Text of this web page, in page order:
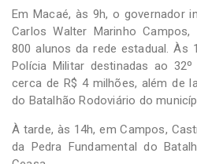
Em Macaé, às 9h, o governador
Carlos Walter Marinho
800 alunos da rede estadual. Às
Polícia Militar destinadas ao
cerca de R$ 4 milhões, além de
do Batalhão Rodoviário do
À tarde, às 14h, em Campos,
da Pedra Fundamental do